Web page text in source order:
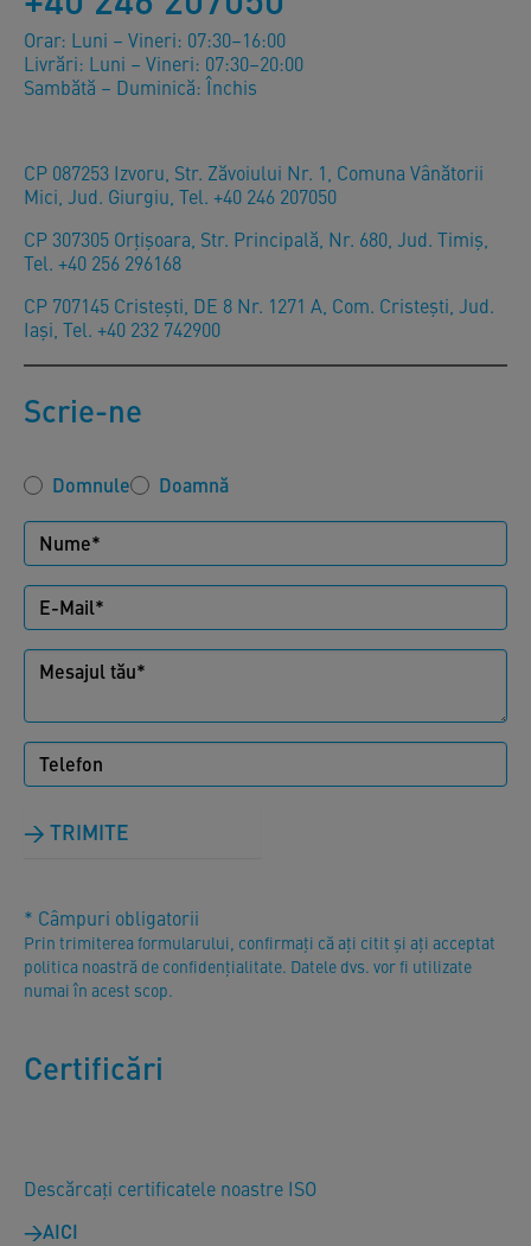
Orar: Luni – Vineri: 07:30–16:00
Livrări: Luni – Vineri: 07:30–20:00
Sambătă – Duminică: Închis
CP 087253 Izvoru, Str. Zăvoiului Nr. 1, Comuna Vânătorii
Mici, Jud. Giurgiu, Tel. +40 246 207050
CP 307305 Orţişoara, Str. Principală, Nr. 680, Jud. Timiş,
Tel. +40 256 296168
CP 707145 Cristești, DE 8 Nr. 1271 A, Com. Cristești, Jud.
Iași, Tel. +40 232 742900
Scrie-ne
Domnule Doamnă
TRIMITE
* Câmpuri obligatorii
Prin trimiterea formularului, confirmați că ați citit și ați acceptat
politica noastră de confidențialitate. Datele dvs. vor fi utilizate
numai în acest scop.
Certificări
Descărcați certificatele noastre ISO
AICI